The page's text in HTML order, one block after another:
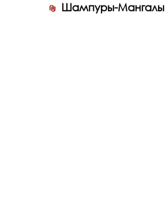
Шампуры-Мангалы